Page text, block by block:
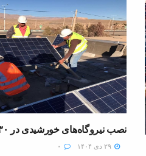
نصب نیروگاه‌های خورشیدی در ۳۰ مدرسه شهر تهران